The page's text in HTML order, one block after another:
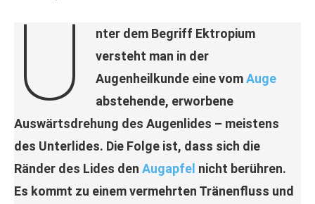
U
nter dem Begriff Ektropium
versteht man in der
Augenheilkunde eine vomAuge
abstehende, erworbene
Auswärtsdrehung des Augenlides – meistens
des Unterlides. Die Folge ist, dass sich die
Ränder des Lides den Augapfel nicht berühren.
Es kommt zu einem vermehrten Tränenfluss und